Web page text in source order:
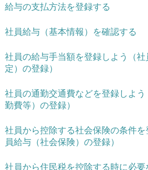
給与の支払方法を登録する
社員給与（基本情報）を確認する
社員の給与手当額を登録しよう（
定）の登録）
社員の通勤交通費などを登録しよう
勤費等）の登録）
社員から控除する社会保険の条件
員給与（社会保険）の登録）
社員から住民税を控除する時に必要